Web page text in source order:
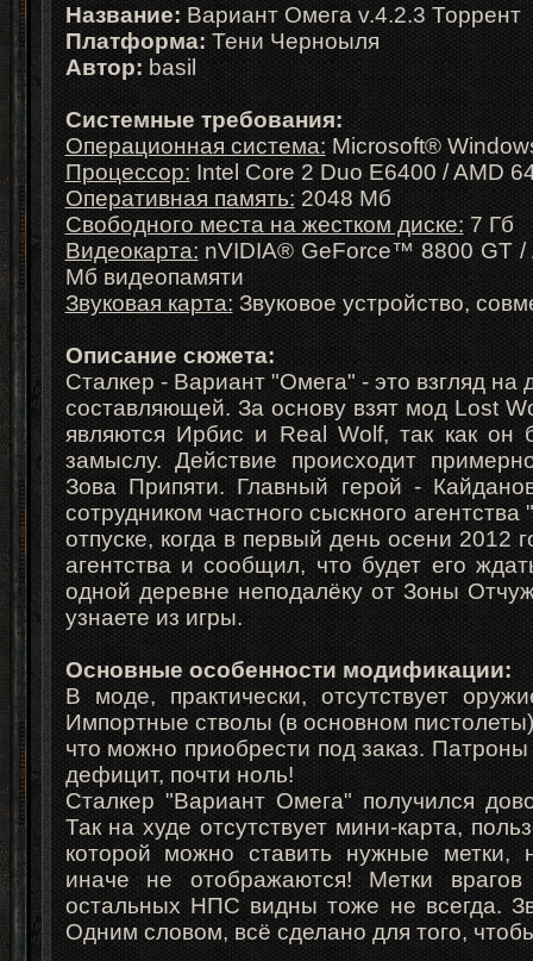
Название: Вариант Омега v.4.2.3 Торрент
Платформа: Тени Черноыля
Автор: basil
Системные требования:
Операционная система: Microsoft®
Процессор:Intel Core 2 Duo E6400 / AMD
Оперативная память: 2048 Мб
Свободного места на жестком диске:7 Гб
Видеокарта:nVIDIA® GeForce™ 8800 GT /
Mб видеопамяти
Звуковая карта:Звуковое устройство,
Описание сюжета:
Сталкер - Вариант "Омега" - это взгляд
составляющей. За основу взят мод Lost
являются Ирбис и Real Wolf, так как он
замыслу. Действие происходит
Зова Припяти. Главный герой -
сотрудником частного сыскного
отпуске, когда в первый день осени 2012
агентства и сообщил, что будет его
одной деревне неподалёку от Зоны
узнаете из игры.
Основные особенности модификации:
В моде, практически, отсутствует
Импортные стволы (в основном
что можно приобрести под заказ.
дефицит, почти ноль!
Сталкер "Вариант Омега" получился
Так на худе отсутствует мини-карта,
которой можно ставить нужные метки,
иначе не отображаются! Метки врагов
остальных НПС видны тоже не всегда.
Одним словом, всё сделано для того,